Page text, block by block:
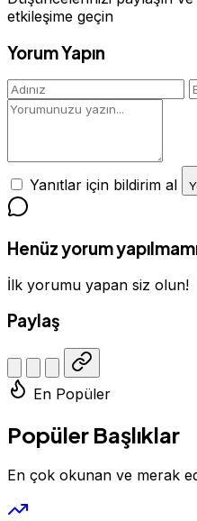
etkileşime geçin
Yorum Yapın
Yanıtlar için bildirim al
Henüz yorum
İlk yorumu yapan siz olun!
Paylaş
En Popüler
Popüler Başlıklar
En çok okunan ve merak